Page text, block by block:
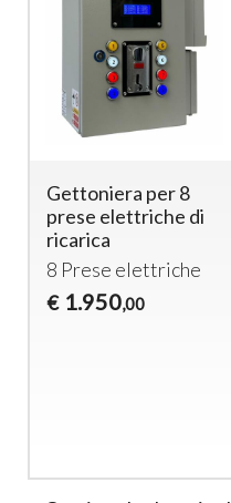
Gettoniera per 8
prese elettriche di
ricarica
8 Prese elettriche
€ 1.950,00